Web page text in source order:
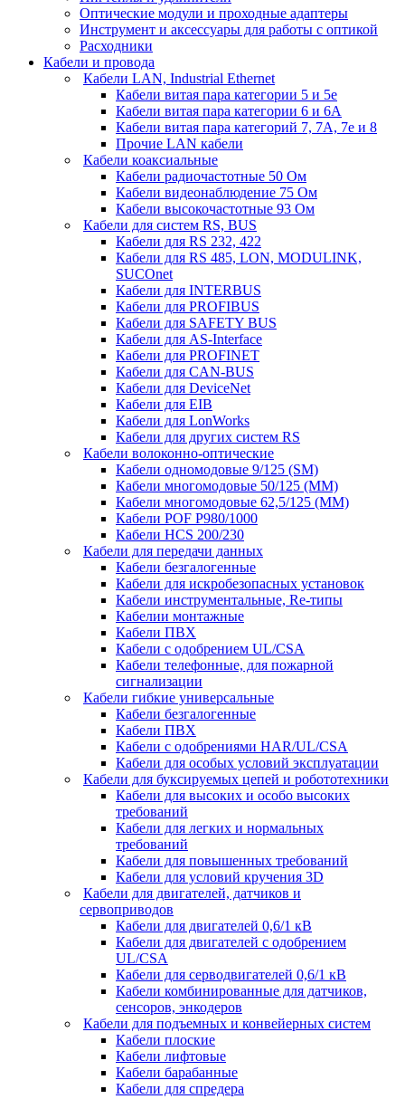
Оптические модули и проходные адаптеры
Инструмент и аксессуары для работы с оптикой
Расходники
Кабели и провода
Кабели LAN, Industrial Ethernet
Кабели витая пара категории 5 и 5е
Кабели витая пара категории 6 и 6A
Кабели витая пара категорий 7, 7А, 7е и 8
Прочие LAN кабели
Кабели коаксиальные
Кабели радиочастотные 50 Ом
Кабели видеонаблюдение 75 Ом
Кабели высокочастотные 93 Ом
Кабели для систем RS, BUS
Кабели для RS 232, 422
Кабели для RS 485, LON, MODULINK,
SUCOnet
Кабели для INTERBUS
Кабели для PROFIBUS
Кабели для SAFETY BUS
Кабели для AS-Interface
Кабели для PROFINET
Кабели для CAN-BUS
Кабели для DeviceNet
Кабели для EIB
Кабели для LonWorks
Кабели для других систем RS
Кабели волоконно-оптические
Кабели одномодовые 9/125 (SM)
Кабели многомодовые 50/125 (ММ)
Кабели многомодовые 62,5/125 (ММ)
Кабели POF P980/1000
Кабели HCS 200/230
Кабели для передачи данных
Кабели безгалогенные
Кабели для искробезопасных установок
Кабели инструментальные, Re-типы
Кабелии монтажные
Кабели ПВХ
Кабели с одобрением UL/CSA
Кабели телефонные, для пожарной
сигнализации
Кабели гибкие универсальные
Кабели безгалогенные
Кабели ПВХ
Кабели с одобрениями HAR/UL/CSA
Кабели для особых условий эксплуатации
Кабели для буксируемых цепей и робототехники
Кабели для высоких и особо высоких
требований
Кабели для легких и нормальных
требований
Кабели для повышенных требований
Кабели для условий кручения 3D
Кабели для двигателей, датчиков и
сервоприводов
Кабели для двигателей 0,6/1 кВ
Кабели для двигателей с одобрением
UL/CSA
Кабели для серводвигателей 0,6/1 кВ
Кабели комбинированные для датчиков,
cенсоров, энкодеров
Кабели для подъемных и конвейерных систем
Кабели плоские
Кабели лифтовые
Кабели барабанные
Кабели для спредера